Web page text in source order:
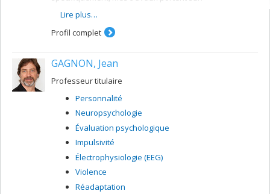
L'élaboration de modèles de prédiction du
devenir des patients TCC.
Le développement d'outils neuropsychologiques
L'évaluation de l'efficacité de programmes
d'interventions et de réadaptations précoces
Lire plus…
Profil complet
GAGNON, Jean
Professeur titulaire
Personnalité
Neuropsychologie
Évaluation psychologique
Impulsivité
Électrophysiologie (EEG)
Violence
Réadaptation